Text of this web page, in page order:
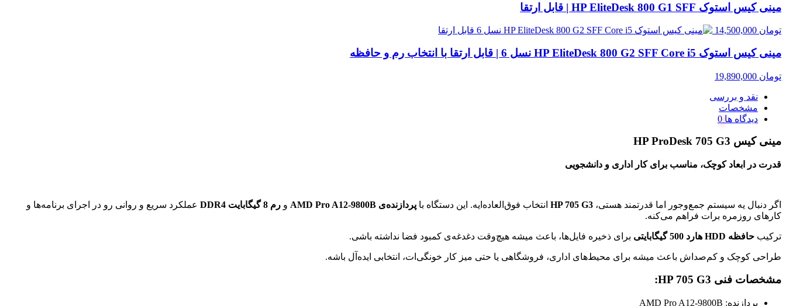
مینی کیس استوک HP EliteDesk 800 G1 SFF | قابل ارتقا
تومان
مینی کیس استوک HP EliteDesk 800 G2 SFF Core i5 نسل 6 | قابل ارتقا با انتخاب رم و حافظه
تومان
نقد و بررسی
مشخصات
دیدگاه ها
مینی کیس HP ProDesk 705 G3
قدرت در ابعاد کوچک، مناسب برای کار اداری و دانشجویی
اگر دنبال یه سیستم جمع‌وجور اما قدرتمند هستی، HP 705 G3 انتخاب فوق‌العاده‌ایه. این دستگاه با پردازنده‌ی AMD Pro A12-9800B و رم 8 گیگابایت DDR4
عملکرد سریع و روانی رو در اجرای برنامه‌ها و
کارهای روزمره برات فراهم می‌کنه.
ترکیب حافظه HDD هارد 500 گیگابایتی برای ذخیره فایل‌ها، باعث میشه هیچ‌وقت دغدغه‌ی کمبود فضا نداشته باشی.
طراحی کوچک و کم‌صداش باعث میشه برای محیط‌های اداری، فروشگاهی یا حتی میز کار خونگی‌ات، انتخابی ایده‌آل باشه.
مشخصات فنی HP 705 G3:
پردازنده: AMD Pro A12-9800B